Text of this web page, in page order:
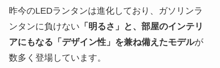
昨今のLEDランタンは進化しており、ガソリンラ
ンタンに負けない 「明るさ」と、部屋のインテリ
アにもなる「デザイン性」を兼ね備えたモデルが
数多く登場しています。